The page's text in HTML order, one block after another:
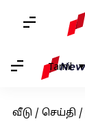
Tamil
வீடு / செய்தி /